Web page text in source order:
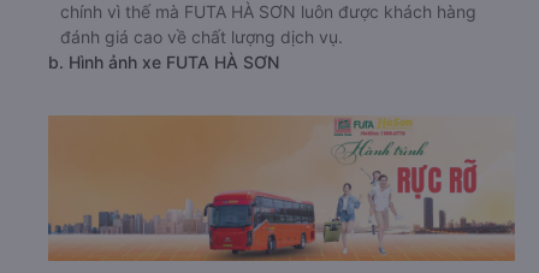
chính vì thế mà FUTA HÀ SƠN luôn được khách hàng
đánh giá cao về chất lượng dịch vụ.
b. Hình ảnh xe FUTA HÀ SƠN